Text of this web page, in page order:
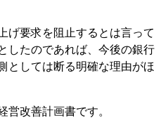
げ要求を阻止するとは言って
したのであれば、今後の銀行
としては断る明確な理由がほ
営改善計画書です。